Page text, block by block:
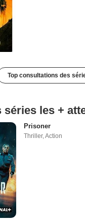
Top consultations des
séries les +
Prisoner
Thriller,Action